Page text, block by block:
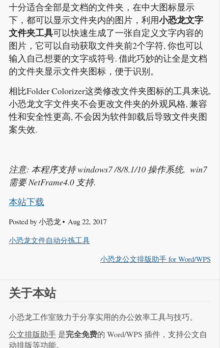
十分适合全部是文档的文件夹，在中大图标显示
下，都可以显示文件夹内的图片，利用小恐龙文字
文件夹工具可以快速生成了一张自定义文字内容的
图片，它可以自动获取文件夹前2个字符, 你也可以
输入自己想要的文字或符号. 借此巧妙的让全是文档
的文件夹显示文件夹图标，便于识别。
相比Folder Colorizer这类修改文件夹图标的工具来说,
小恐龙文字文件夹不会更改文件夹的外观风格, 兼容
性和安全性更高, 不会因为软件卸载后导致文件夹图
案失效.
注意: 本程序支持 windows7 /8/8.1/10 操作系统, win7
需要 NetFrame4.0 支持.
本站下载
Posted by 小恐龙
Aug 22, 2017
小恐龙文件自动分拣工具
小恐龙公文排版助手 for Word/WPS
关于本站
小恐龙工作室致力于分享实用的办公效率工具与技巧。
公文排版助手 是完全免费的 Word/WPS 插件，支持公文自
动排版等功能。